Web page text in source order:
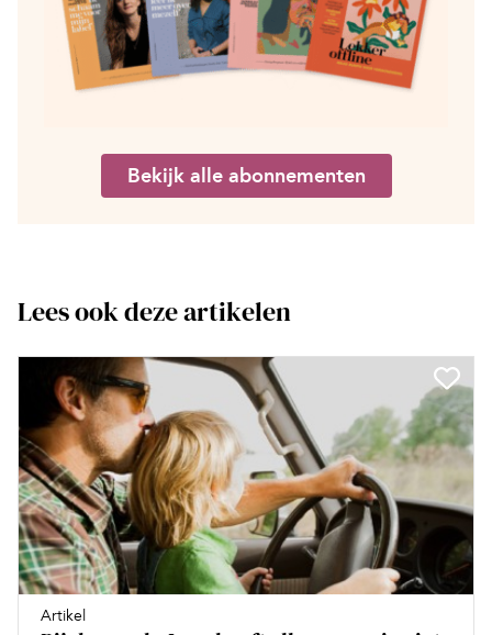
Bekijk alle abonnementen
Lees ook deze artikelen
Artikel